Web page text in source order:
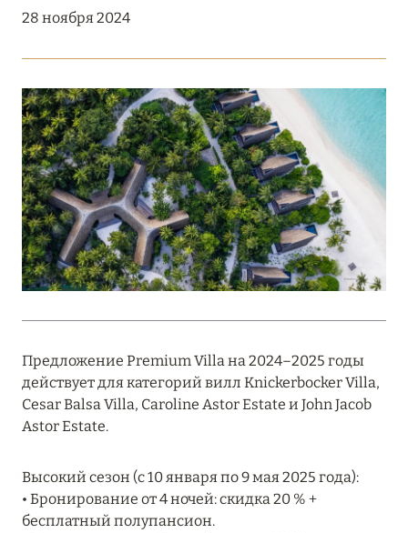
28 ноября 2024
THE ST. REGIS MALDIVES VOMMULI:
МАНИФЕСТ ЭСТЕТИКИ В САМОМ СЕРДЦЕ
ОКЕАНА
Подробнее
27 апреля 2026
ПОЛНАЯ ПЕРЕЗАГРУЗКА: JUMEIRAH BALI,
ПРЯМОЙ ПЕРЕЛЁТ
20 марта 2026
MARCH GRAND ESCAPE: ПРЕДЛОЖЕНИЕ ОТ Á
ASTORIA MALDIVES ITHAAFUSHI, МАЛЬДИВЫ
Подробнее
Предложение Premium Villa на 2024–2025 годы
действует для категорий вилл Knickerbocker Villa,
Cesar Balsa Villa, Caroline Astor Estate и John Jacob
Astor Estate.
Высокий сезон (с 10 января по 9 мая 2025 года):
• Бронирование от 4 ночей: скидка 20 % +
бесплатный полупансион.